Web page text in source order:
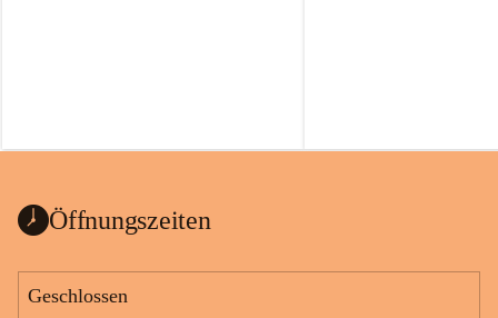
Öffnungszeiten
Geschlossen